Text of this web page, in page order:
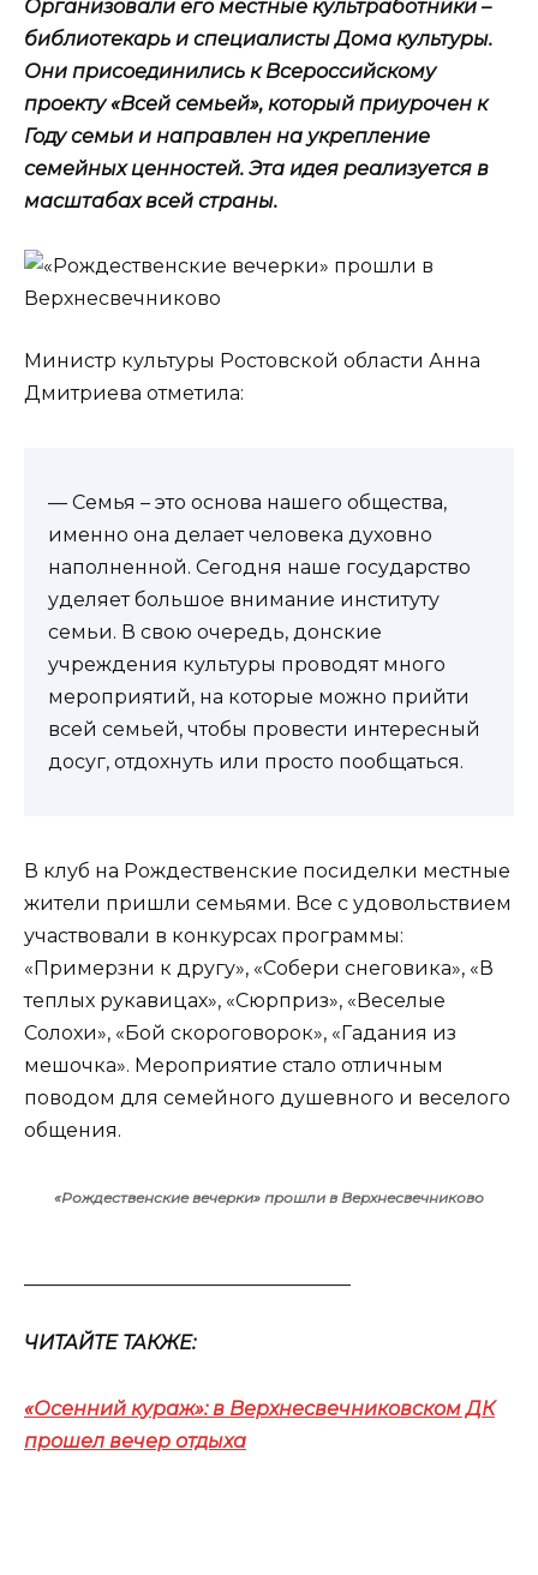
Организовали его местные культработники –
библиотекарь и специалисты Дома культуры.
Они присоединились к Всероссийскому
проекту «Всей семьей», который приурочен к
Году семьи и направлен на укрепление
семейных ценностей. Эта идея реализуется в
масштабах всей страны.
Министр культуры Ростовской области Анна
Дмитриева отметила:
— Семья – это основа нашего общества,
именно она делает человека духовно
наполненной. Сегодня наше государство
уделяет большое внимание институту
семьи. В свою очередь, донские
учреждения культуры проводят много
мероприятий, на которые можно прийти
всей семьей, чтобы провести интересный
досуг, отдохнуть или просто пообщаться.
В клуб на Рождественские посиделки местные
жители пришли семьями. Все с удовольствием
участвовали в конкурсах программы:
«Примерзни к другу», «Собери снеговика», «В
теплых рукавицах», «Сюрприз», «Веселые
Солохи», «Бой скороговорок», «Гадания из
мешочка». Мероприятие стало отличным
поводом для семейного душевного и веселого
общения.
«Рождественские вечерки» прошли в Верхнесвечниково
ЧИТАЙТЕ ТАКЖЕ:
«Осенний кураж»: в Верхнесвечниковском ДК
прошел вечер отдыха